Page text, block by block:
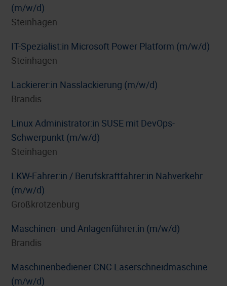
(m/w/d)
Steinhagen
IT-Spezialist:in Microsoft Power Platform (m/w/d)
Steinhagen
Lackierer:in Nasslackierung (m/w/d)
Brandis
Linux Administrator:in SUSE mit DevOps-
Schwerpunkt (m/w/d)
Steinhagen
LKW-Fahrer:in / Berufskraftfahrer:in Nahverkehr
(m/w/d)
Großkrotzenburg
Maschinen- und Anlagenführer:in (m/w/d)
Brandis
Maschinenbediener CNC Laserschneidmaschine
(m/w/d)